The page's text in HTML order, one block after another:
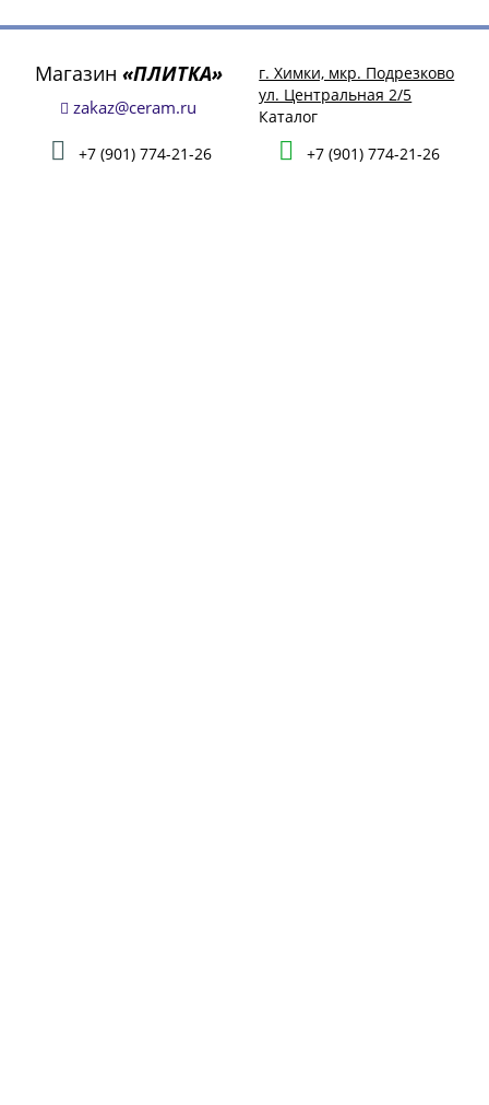
Магазин «ПЛИТКА»
zakaz@ceram.ru
г. Химки, мкр. Подрезково
ул. Центральная 2/5
Каталог
+7 (901) 774-21-26
+7 (901) 774-21-26